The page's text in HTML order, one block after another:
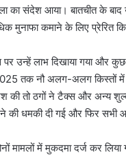
का संदेश आया। बातचीत के
मुनाफा कमाने के लिए प्रेरित
पर उन्हें लाभ दिखाया गया
तक नौ अलग-अलग किस्तों
की तो ठगों ने टैक्स और अन्य
धमकी दी गई और फिर सभी
मामलों में मुकदमा दर्ज कर